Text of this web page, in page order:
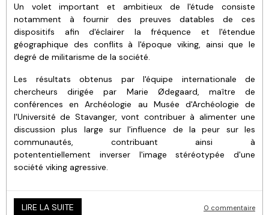
Un volet important et ambitieux de l'étude consiste
notamment à fournir des preuves datables de ces
dispositifs afin d'éclairer la fréquence et l'étendue
géographique des conflits à l'époque viking, ainsi que le
degré de militarisme de la société.
Les résultats obtenus par l'équipe internationale de
chercheurs dirigée par Marie Ødegaard, maître de
conférences en Archéologie au Musée d'Archéologie de
l'Université de Stavanger, vont contribuer à alimenter une
discussion plus large sur l'influence de la peur sur les
communautés, contribuant ainsi à
potententiellement inverser l'image stéréotypée d'une
société viking agressive.
LIRE LA SUITE 0 commentaire